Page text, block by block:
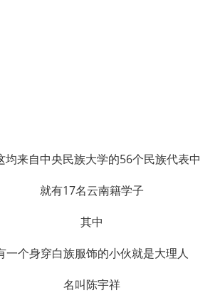
均来自中央民族大学的56个民族代表中
就有17名云南籍学子
其中
一个身穿白族服饰的小伙就是大理人
名叫陈宇祥